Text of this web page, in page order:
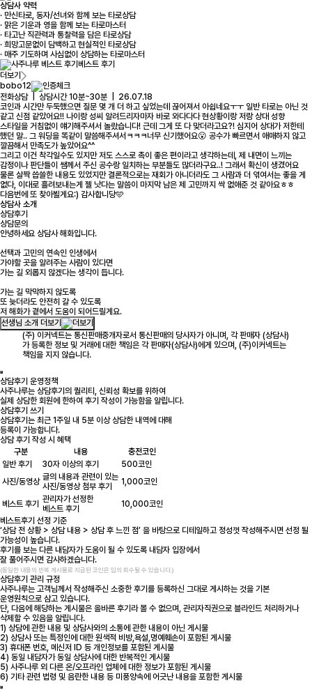
상담사 약력
· 만신타로, 동자/선녀와 함께 보는 타로상담
· 맑은 기운과 영을 함께 보는 타로마스터
· 타고난 직관력과 통찰력을 담은 타로상담
· 희망고문없이 담백하고 현실적인 타로상담
· 매주 기도하며 사심없이 상담하는 타로마스터
베스트 후기
더보기
bobo12
전화상담 | 상담시간 10분~30분 | 26.07.18
코인과 시간만 두둑했으면 질문 몇 개 더 하고 싶었는데 끊어져서 아쉽네요ㅜㅜ 일반 타로는 아닌 것
같고 신점 같았어요!! 나이랑 성씨 알려드리자마자 바로 와다다다 현상황이랑 저랑 상대 성향
스타일을 거침없이 얘기해주셔서 놀랐습니다! 근데 그게 또 다 맞더라고요?! 심지어 상대가 저한테
했던 말.. 그 워딩을 똑같이 말씀해주셔서ㅋㅋㅋ너무 신기했어요😮 공수가 빠르면서 애매하지 않고
깔끔해서 만족도가 높았어요^^
그리고 이건 착각일수도 있지만 저도 스스로 촉이 좋은 편이라고 생각하는데, 제 내면이 느끼는
감정이나 판단들이 쌤께서 주신 공수랑 일치하는 부분들도 많더라구요..! 그래서 확신이 생겼어요
물론 살짝 씁쓸한 내용도 있었지만 결론적으로는 재회가 아니더라도 그 사람과 더 엮여서는 좋을 게
없다, 이대로 흘려보내는게 젤 낫다는 말씀이 마지막 남은 제 고민까지 싹 없애준 것 같아요ㅎㅎ
다음번에 또 찾아뵐게요:) 감사합니당🩵
상담사 소개
상담후기
상담문의
안녕하세요 상담사 해화입니다.
선택과 고민의 연속인 인생에서
가야할 곳을 알려주는 사람이 있다면
가는 길 외롭지 않겠다는 생각이 듭니다.
가는 길 막막하지 않도록
또 늦더라도 안전히 갈 수 있도록
저 해화가 곁에서 도움이 되어드릴게요.
선생님 소개 더보기
(주) 이커넥트는 통신판매중개자로서 통신판매의 당사자가 아니며, 각 판매자 (상담사)
가 등록한 정보 및 거래에 대한 책임은 각 판매자(상담사)에게 있으며, (주)이커넥트는
책임을 지지 않습니다.
상담후기 운영정책
사주나루는 상담후기의 퀄리티, 신뢰성 확보를 위하여
실제 상담한 회원에 한하여 후기 작성이 가능함을 알립니다.
상담후기 쓰기
상담후기는 최근 1주일 내 5분 이상 상담한 내역에 대해
등록이 가능합니다.
상담 후기 작성 시 혜택
구분
내용
충전코인
일반 후기
30자 이상의 후기
500코인
사진/동영상 글의 내용과 관련이 있는
사진/동영상 첨부 후기
1,000코인
베스트 후기
관리자가 선정한
베스트 후기
10,000코인
베스트후기 선정 기준
‘상담 전 상황 > 상담 내용 > 상담 후 느낀 점’ 을 바탕으로 디테일하고 정성껏 작성해주시면 선정 될
가능성이 높습니다.
후기를 보는 다른 내담자가 도움이 될 수 있도록 내담자 입장에서
잘 풀어주시면 감사하겠습니다.
(동일한 내용의 반복 게시물로 지급된 코인은 임의 회수될 수 있습니다.)
상담후기 관리 규정
사주나루는 고객님께서 작성해주신 소중한 후기를 등록하신 그대로 게시하는 것을 기본
운영원칙으로 삼고 있습니다.
단, 다음에 해당하는 게시물은 올바른 후기라 볼 수 없으며, 관리자직권으로 블라인드 처리하거나
삭제할 수 있음을 알립니다.
1) 상담에 관한 내용 및 상담사와의 소통에 관한 내용이 아닌 게시물
2) 상담사 또는 특정인에 대한 원색적 비방,욕설,명예훼손이 포함된 게시물
3) 휴대폰 번호, 메신저 ID 등 개인정보를 포함된 게시물
4) 동일 내담자가 동일 상담사에 대한 반복적인 게시물
5) 사주나루 외 다른 온/오프라인 업체에 대한 정보가 포함된 게시물
6) 기타 관련 법령 및 음란한 내용 등 미풍양속에 어긋난 내용을 포함한 게시물